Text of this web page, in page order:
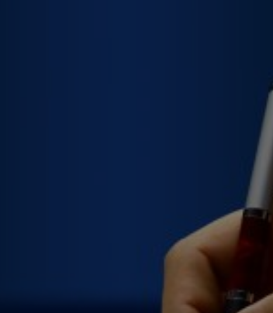
планову
Всі роботи